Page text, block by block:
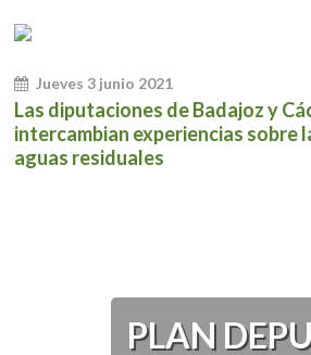
Jueves 3 junio 2021
Las diputaciones de Badajoz y
intercambian experiencias sobre
aguas residuales
PLAN